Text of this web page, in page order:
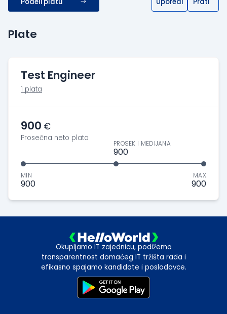
Plate
Test Engineer
1 plata
900 €
Prosečna neto plata
MIN
900
PROSEK I MEDIJANA
900
MAX
900
Okupljamo IT zajednicu, podižemo
transparentnost domaćeg IT tržišta rada i
efikasno spajamo kandidate i poslodavce.